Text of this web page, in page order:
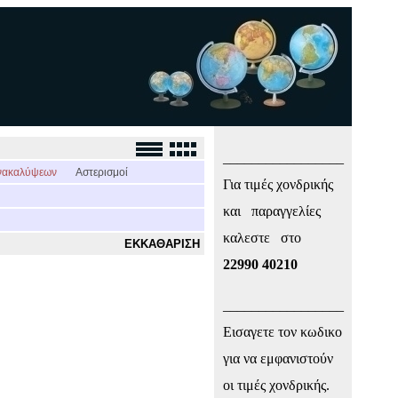
Αστερισμοί
ΕΚΚΑΘΑΡΙΣΗ
Για τιμές χονδρικής
και παραγγελίες
καλεστε στο
22990 40210
Εισαγετε τον κωδικο
για να εμφανιστούν
οι τιμές χονδρικής.